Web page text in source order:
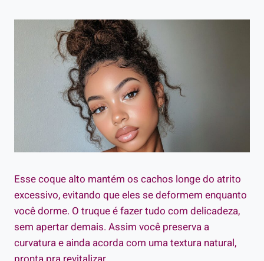
Esse coque alto mantém os cachos longe do atrito
excessivo, evitando que eles se deformem enquanto
você dorme. O truque é fazer tudo com delicadeza,
sem apertar demais. Assim você preserva a
curvatura e ainda acorda com uma textura natural,